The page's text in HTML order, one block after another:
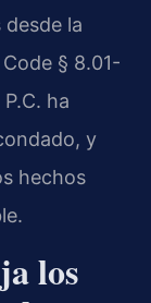
la
§ 8.01-
ha
y
hechos
los